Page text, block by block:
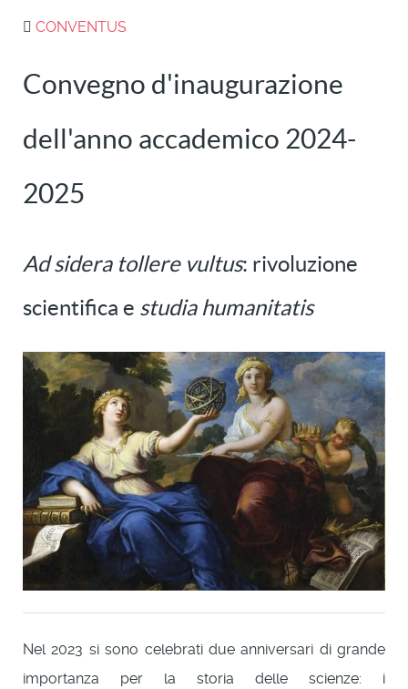
CONVENTUS
Convegno d'inaugurazione
dell'anno accademico 2024-
2025
Ad sidera tollere vultus: rivoluzione
scientifica e studia humanitatis
Nel 2023 si sono celebrati due anniversari di grande
importanza per la storia delle scienze: i